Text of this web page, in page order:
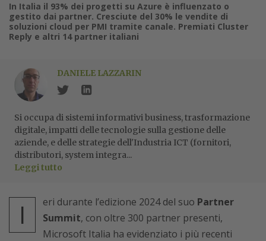
In Italia il 93% dei progetti su Azure è influenzato o
gestito dai partner. Cresciute del 30% le vendite di
soluzioni cloud per PMI tramite canale. Premiati Cluster
Reply e altri 14 partner italiani
DANIELE LAZZARIN
Si occupa di sistemi informativi business, trasformazione
digitale, impatti delle tecnologie sulla gestione delle
aziende, e delle strategie dell'Industria ICT (fornitori,
distributori, system integra...
Leggi tutto
I eri durante l’edizione 2024 del suo Partner
Summit, con oltre 300 partner presenti,
Microsoft Italia ha evidenziato i più recenti